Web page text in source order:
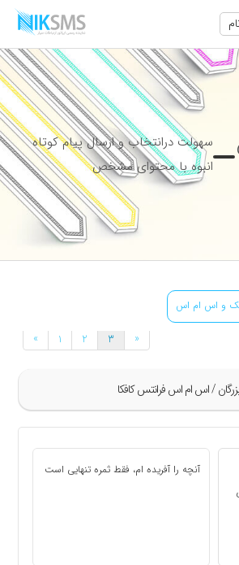
سهولت درانتخاب و ارسال پیام کوتاه
انبوه با محتوای مشخص
و اس ام اس
/ اس ام اس فرانتس كافكا
» 1 2 3 «
آنچه را آفریده ام، فقط ثمره تنهایی است